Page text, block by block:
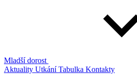
Mladší dorost
Aktuality UtkáníTabulka Kontakty